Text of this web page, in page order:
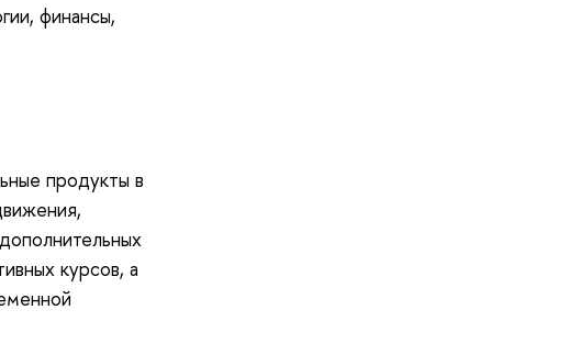
финансы,
продукты в
курсов, а